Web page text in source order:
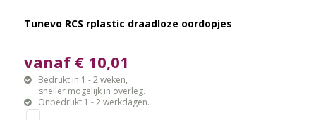
Tunevo RCS rplastic draadloze oordopjes
vanaf € 10,01
Bedrukt in 1 - 2 weken,
sneller mogelijk in overleg.
Onbedrukt 1 - 2 werkdagen.